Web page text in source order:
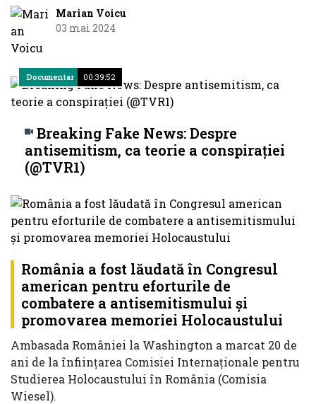
Marian Voicu
03 mai 2024
Breaking Fake News: Despre
antisemitism, ca teorie a conspiraţiei
(@TVR1)
Documentar 00:39:52
România a fost lăudată în Congresul
american pentru eforturile de
combatere a antisemitismului și
promovarea memoriei Holocaustului
Ambasada României la Washington a marcat 20 de
ani de la înființarea Comisiei Internaționale pentru
Studierea Holocaustului în România (Comisia
Wiesel).